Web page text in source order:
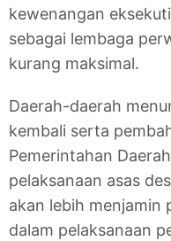
kewenangan
sebagai lembaga
kurang maksimal.
Daerah-daerah
kembali serta
Pemerintahan
pelaksanaan asas
akan lebih menjamin
dalam pelaksanaan